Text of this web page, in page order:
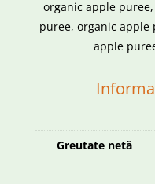
organic apple
puree, organic apple
apple
Greutate netă